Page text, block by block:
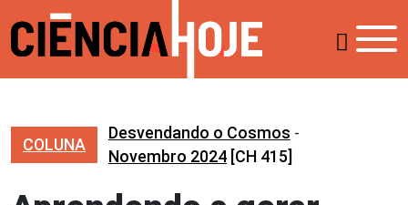
COLUNA
Desvendando o Cosmos -
Novembro 2024 [CH 415]